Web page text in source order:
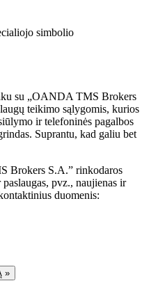
simbolio
su „OANDA TMS Brokers
teikimo sąlygomis, kurios
ir telefoninės pagalbos
Suprantu, kad galiu bet
Brokers S.A.” rinkodaros
pvz., naujienas ir
duomenis:
»